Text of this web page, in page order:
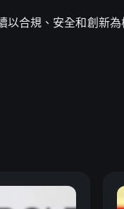
以合規、安全和創新